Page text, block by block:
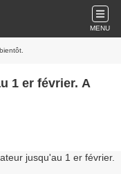
MENU
1 er février. A